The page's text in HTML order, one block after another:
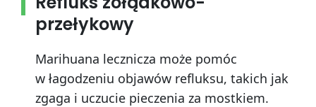
przełykowy
Marihuana lecznicza może pomóc
w łagodzeniu objawów refluksu, takich jak
zgaga i uczucie pieczenia za mostkiem.